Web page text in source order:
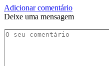
Adicionar comentário
Deixe uma mensagem